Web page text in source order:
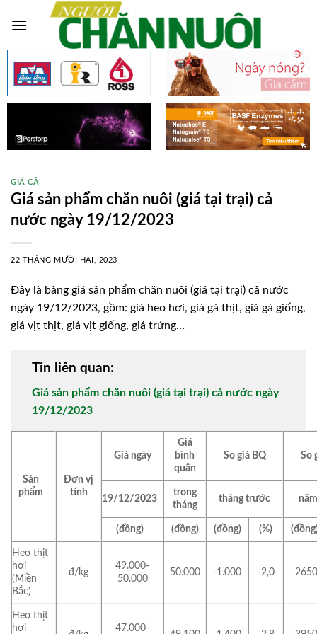
GIÁ CẢ
Giá sản phẩm chăn nuôi (giá tại trại) cả
nước ngày 19/12/2023
22 THÁNG MƯỜI HAI, 2023
Đây là bảng giá sản phẩm chăn nuôi (giá tại trại) cả nước
ngày 19/12/2023, gồm: giá heo hơi, giá gà thịt, giá gà giống,
giá vịt thịt, giá vịt giống, giá trứng…
Tin liên quan:
Giá sản phẩm chăn nuôi (giá tại trại) cả nước ngày
19/12/2023
Sản
phẩm
Đơn vị
tính
Giá ngày
Giá
bình
quân
So giá BQ So
19/12/2023
trong
tháng
tháng trước
(đồng) (đồng) (đồng) (%)
Heo thịt
hơi
(Miền
Bắc)
đ/kg
49.000-
50.000
50.000 -1.000 -2,0 -2650
Heo thịt
hơi
47.000-